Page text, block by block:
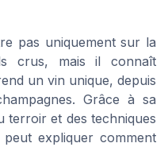
pas uniquement sur la
crus, mais il connaît
un vin unique, depuis
Grâce à sa
terroir et des techniques
expliquer comment